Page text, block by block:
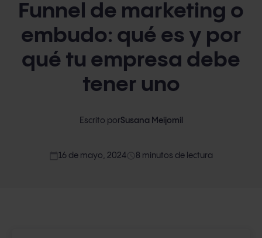
Funnel de marketing o
embudo: qué es y por
qué tu empresa debe
tener uno
Escrito porSusana Meijomil
8 minutos de lectura
16 de mayo, 2024